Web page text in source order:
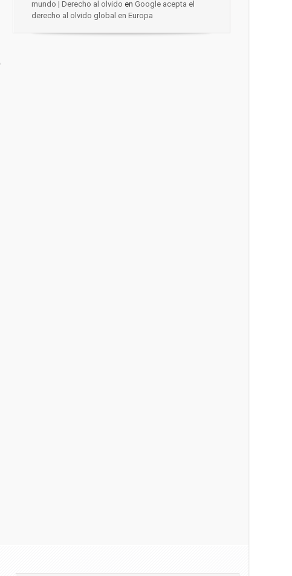
mundo | Derecho al olvido en Google acepta el
derecho al olvido global en Europa